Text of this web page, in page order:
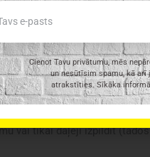
tajā ne vienmēr ir
vai tikai daļēji izpildīt
Cienot Tavu privātumu, mēs
un nesūtīsim spamu, kā
atrakstīties. Sīkāka